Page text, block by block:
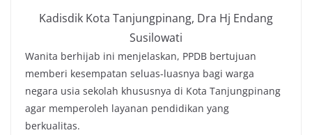
Kadisdik Kota Tanjungpinang, Dra Hj Endang
Susilowati
Wanita berhijab ini menjelaskan, PPDB bertujuan
memberi kesempatan seluas-luasnya bagi warga
negara usia sekolah khususnya di Kota Tanjungpinang
agar memperoleh layanan pendidikan yang
berkualitas.